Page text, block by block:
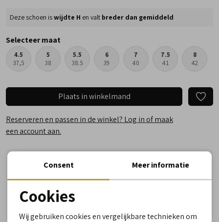
Deze schoen iswijdte H en valt breder dan gemiddeld
Selecteer maat
4.5
37,5
5
38
5.5
38.5
6
39
7
40
7.5
41
8
42
Plaats in winkelmand
Reserveren en passen in de winkel? Log in of maak
een account aan.
Vandaag besteld, woensdag in huis!
Vragen? Wij helpen u graag! Whatsapp of bel ons
Gratis verzending vanaf €50,- (uitgezonderd sale)
Reserveer- en passervice in de winkel!
Noodzakelijke cookies
Consent Meer informatie
Cookies
Wij gebruiken cookies en vergelijkbare technieken om